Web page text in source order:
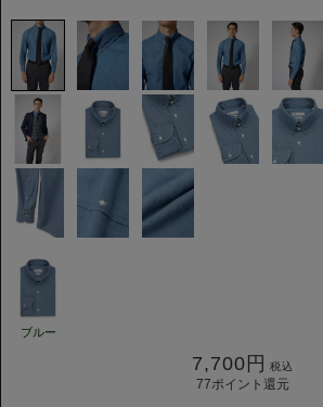
ブルー
7,700 円 税込
77ポイント還元